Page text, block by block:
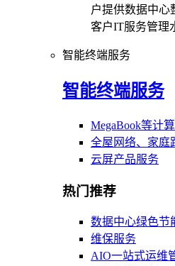
户提供数据中心
客户IT服务管理
智能终端服务
智能终端服务
MegaBook等计
全屋网络、家庭
云屏产品服务
热门推荐
数据中心绿色节
维保服务
AIO一站式运维